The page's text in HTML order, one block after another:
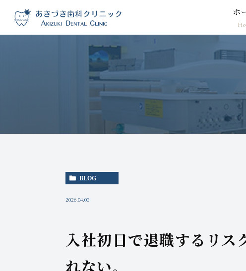
ホ
BLOG
2026.04.03
入社初日で退職するリス
れない。